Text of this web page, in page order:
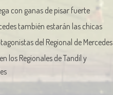
con ganas de pisar fuerte
también estarán las chicas
del Regional de Mercedes
los Regionales de Tandil y